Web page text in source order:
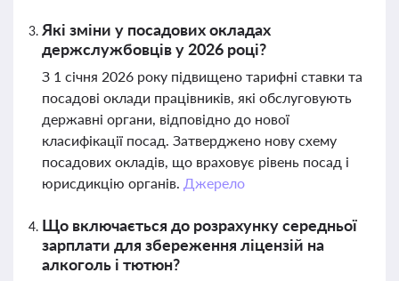
Які зміни у посадових окладах
держслужбовців у 2026 році?
З 1 січня 2026 року підвищено тарифні ставки та
посадові оклади працівників, які обслуговують
державні органи, відповідно до нової
класифікації посад. Затверджено нову схему
посадових окладів, що враховує рівень посад і
юрисдикцію органів. Джерело
Що включається до розрахунку середньої
зарплати для збереження ліцензій на
алкоголь і тютюн?